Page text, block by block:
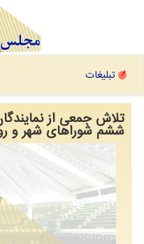
تبلیغات
تلاش جمعی از
ششم شوراهای شهر و